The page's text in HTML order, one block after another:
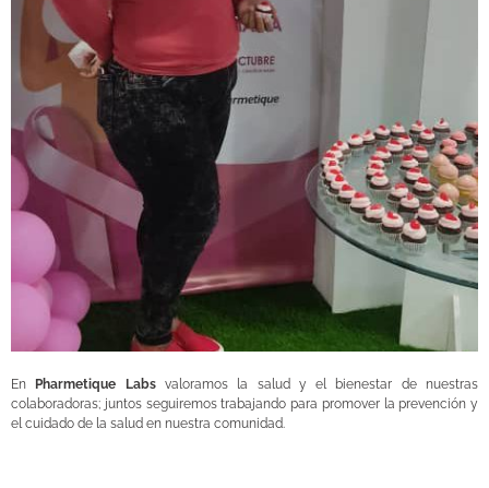
En Pharmetique Labsvaloramos la salud y el bienestar de nuestras
colaboradoras; juntos seguiremos trabajando para promover la prevención y
el cuidado de la salud en nuestra comunidad.